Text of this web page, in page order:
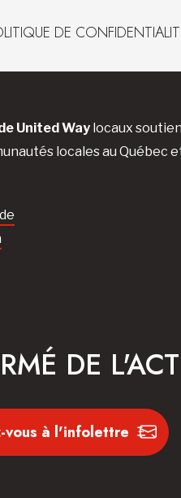
DE
United Waylocaux
locales au Québec
DE
vous à l'infolettre